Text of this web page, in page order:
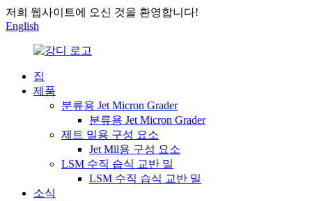
저희 웹사이트에 오신 것을 환영합니다!
English
집
제품
분류용 Jet Micron Grader
분류용 Jet Micron Grader
제트 밀용 구성 요소
Jet Mil용 구성 요소
LSM 수직 습식 교반 밀
LSM 수직 습식 교반 밀
소식